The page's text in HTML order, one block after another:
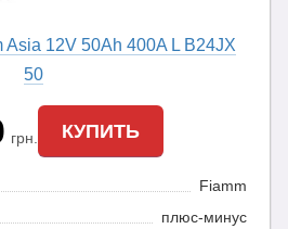
Asia 12V 50Ah 400A L B24JX
50
грн. КУПИТЬ
Fiamm
плюс-минус